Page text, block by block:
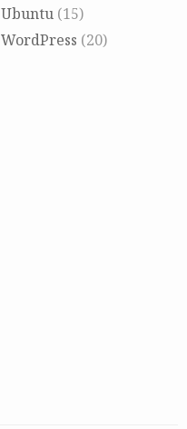
Ubuntu(15)
WordPress (20)